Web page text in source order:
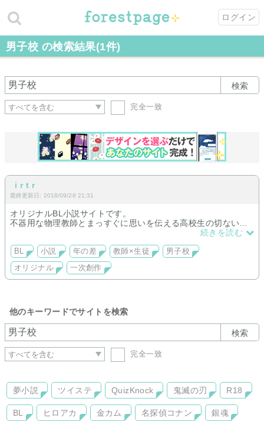
ログイン
男子校 の検索結果(1件)
検索
完全一致
i r t r
最終更新日: 2018/09/28 21:31
オリジナルBL小説サイトです。
不器用な物理教師とまっすぐに思いを伝える高校生の切ない恋
少女漫画系イケメン男子に振り回される不憫な男の子の話(R1
8、NLあったり、何でもあり)の二本立てです。
続きを読む
BL 小説 年の差 教師×生徒
男子校
オリジナル
一次創作
他のキーワードでサイトを検索
検索
完全一致
夢小説 ツイステ QuizKnock 鬼滅の刃 R18
BL ヒロアカ 金カム 名探偵コナン 銀魂